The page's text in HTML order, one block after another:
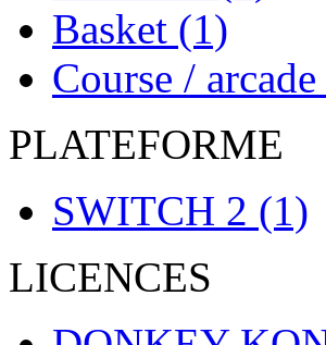
Basket (1)
Course / arcade
PLATEFORME
SWITCH 2 (1)
LICENCES